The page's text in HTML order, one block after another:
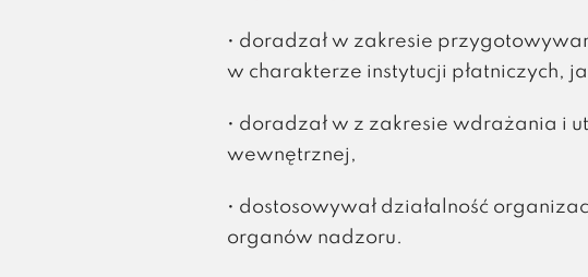
• doradzał w zakresie
w charakterze instytucji płatniczych,
• doradzał w z zakresie wdrażania i
wewnętrznej,
• dostosowywał działalność
organów nadzoru.